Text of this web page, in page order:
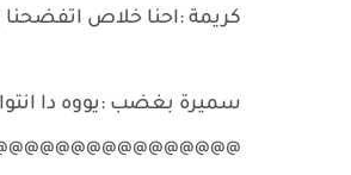
كريمة :احنا خلاص
سميرة بغضب :يووه دا